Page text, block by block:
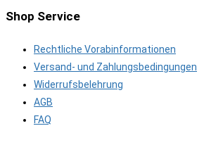
Shop Service
Rechtliche Vorabinformationen
Versand- und Zahlungsbedingungen
Widerrufsbelehrung
AGB
FAQ